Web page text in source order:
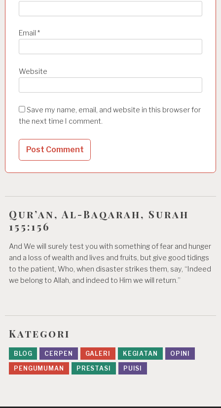
Email *
Website
Save my name, email, and website in this browser for
the next time I comment.
Qur’an, Al-Baqarah, Surah
155:156
And We will surely test you with something of fear and hunger
and a loss of wealth and lives and fruits, but give good tidings
to the patient, Who, when disaster strikes them, say, “Indeed
we belong to Allah, and indeed to Him we will return.”
Kategori
BLOG CERPEN GALERI KEGIATAN
OPINI
PENGUMUMAN
PRESTASI PUISI